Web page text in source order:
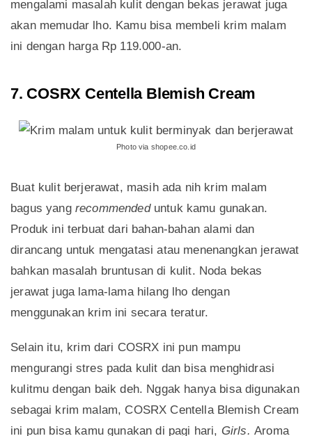
mengalami masalah kulit dengan bekas jerawat juga
akan memudar lho. Kamu bisa membeli krim malam
ini dengan harga Rp 119.000-an.
7. COSRX Centella Blemish Cream
Photo via shopee.co.id
Buat kulit berjerawat, masih ada nih krim malam
bagus yang recommended untuk kamu gunakan.
Produk ini terbuat dari bahan-bahan alami dan
dirancang untuk mengatasi atau menenangkan jerawat
bahkan masalah bruntusan di kulit. Noda bekas
jerawat juga lama-lama hilang lho dengan
menggunakan krim ini secara teratur.
Selain itu, krim dari COSRX ini pun mampu
mengurangi stres pada kulit dan bisa menghidrasi
kulitmu dengan baik deh. Nggak hanya bisa digunakan
sebagai krim malam, COSRX Centella Blemish Cream
ini pun bisa kamu gunakan di pagi hari, Girls.Aroma